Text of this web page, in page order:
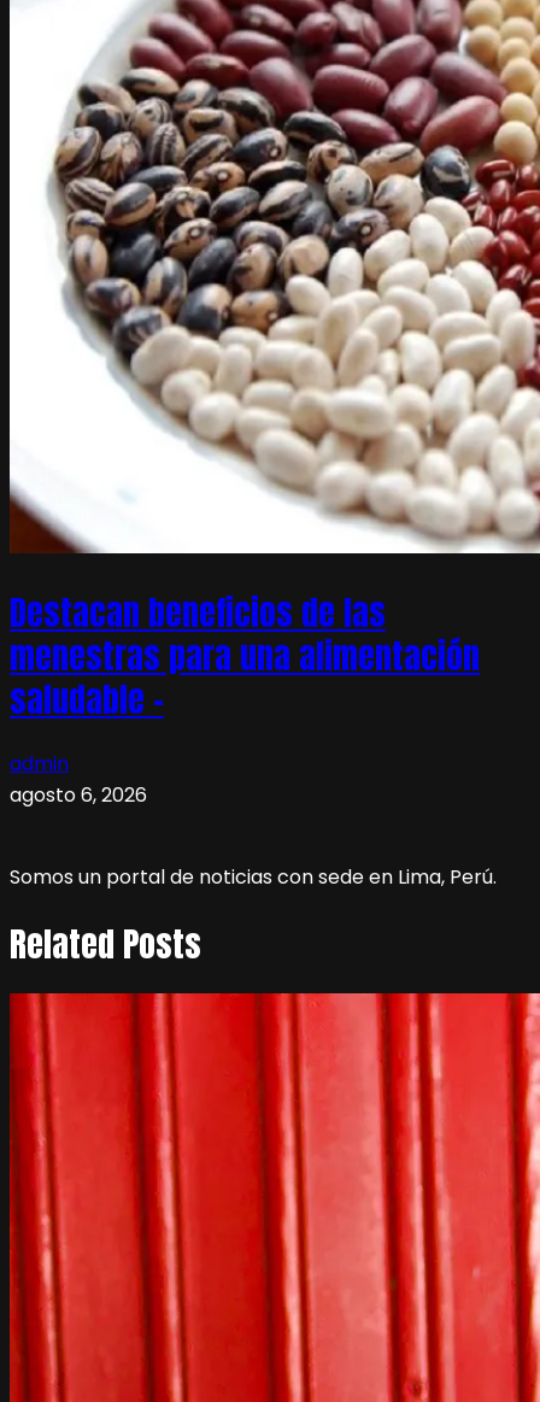
Destacan beneficios de las
menestras para una alimentación
saludable –
admin
agosto 6, 2026
Somos un portal de noticias con sede en Lima, Perú.
Related Posts